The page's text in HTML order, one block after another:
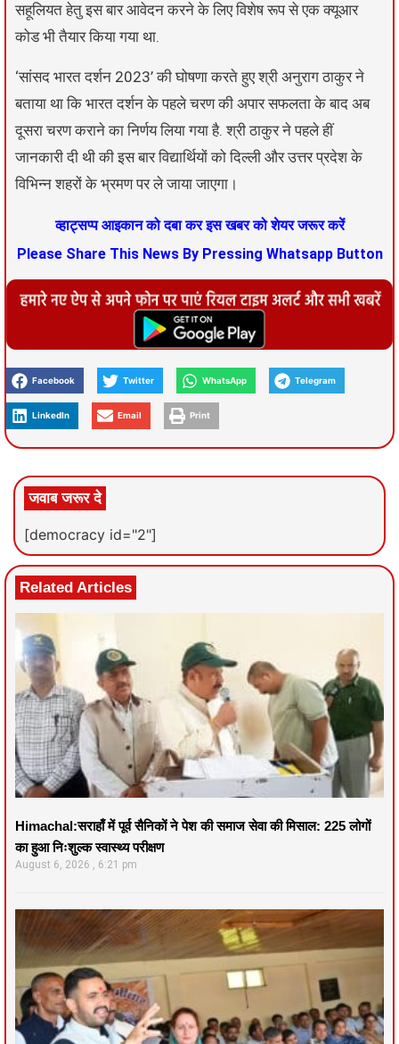
सहूलियत हेतु इस बार आवेदन करने के लिए विशेष रूप से एक क्यूआर
कोड भी तैयार किया गया था.
‘सांसद भारत दर्शन 2023’ की घोषणा करते हुए श्री अनुराग ठाकुर ने
बताया था कि भारत दर्शन के पहले चरण की अपार सफलता के बाद अब
दूसरा चरण कराने का निर्णय लिया गया है. श्री ठाकुर ने पहले हीं
जानकारी दी थी की इस बार विद्यार्थियों को दिल्ली और उत्तर प्रदेश के
विभिन्न शहरों के भ्रमण पर ले जाया जाएगा।
व्हाट्सप्प आइकान को दबा कर इस खबर को शेयर जरूर करें
Please Share This News By Pressing Whatsapp Button
Facebook Twitter WhatsApp Telegram
LinkedIn Email Print
जवाब जरूर दे
[democracy id="2"]
Related Articles
Himachal:सराहाँ में पूर्व सैनिकों ने पेश की समाज सेवा की मिसाल: 225 लोगों
का हुआ निःशुल्क स्वास्थ्य परीक्षण
August 6, 2026 6:21 pm